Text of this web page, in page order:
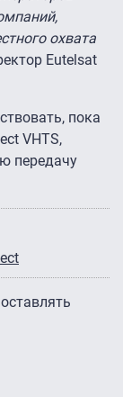
охвата
Eutelsat
пока
VHTS,
передачу